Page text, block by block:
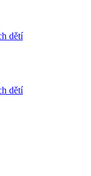
dětí
dětí